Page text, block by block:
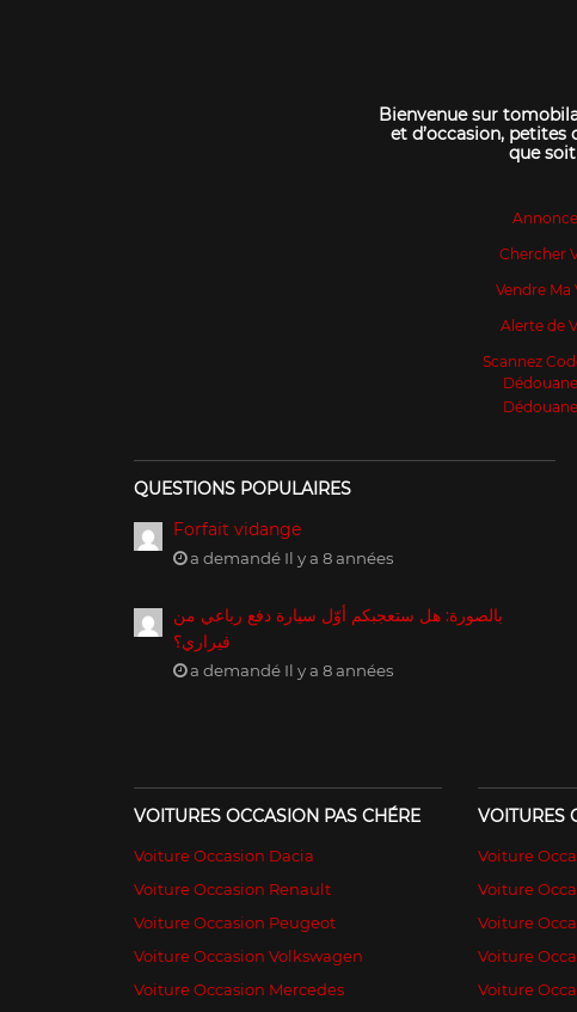
Bienvenue sur
et d’occasion,
que
Chercher
Vendre Ma
Alerte de
Scannez
QUESTIONS POPULAIRES
Forfait vidange
a demandé Il y a 8 années
بالصورة: هل ستعجبكم أوّل سيارة دفع رباعي من
فيراري؟
a demandé Il y a 8 années
VOITURES OCCASION PAS CHÉRE
Voiture Occasion Dacia
Voiture Occasion Renault
Voiture Occasion Peugeot
Voiture Occasion Volkswagen
Voiture Occasion Mercedes
VOITURES
Voiture
Voiture
Voiture
Voiture
Voiture